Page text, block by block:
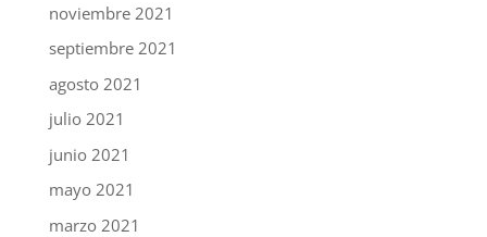
noviembre 2021
septiembre 2021
agosto 2021
julio 2021
junio 2021
mayo 2021
marzo 2021